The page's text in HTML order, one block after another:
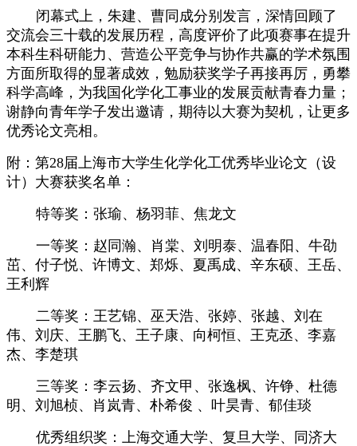
闭幕式上，朱建、曹同成分别发言，深情回顾了
交流会三十载的发展历程，高度评价了此项赛事在提升
本科生科研能力、营造公平竞争与协作共赢的学术氛围
方面所取得的显著成效，勉励获奖学子再接再厉，勇攀
科学高峰，为我国化学化工事业的发展贡献青春力量；
谢静向青年学子发出邀请，期待以大赛为契机，让更多
优秀论文亮相。
附：第28届上海市大学生化学化工优秀毕业论文（设
计）大赛获奖名单：
特等奖：张瑜、杨羽菲、焦龙文
一等奖：赵同瀚、肖棠、刘明泰、温春阳、牛劭
茁、付子悦、许博文、郑烁、夏禹成、辛东硕、王岳、
王利辉
二等奖：王艺锦、巫天浩、张婷、张越、刘在
伟、刘庆、王鹏飞、王子康、向柯恒、王克丞、李嘉
杰、李楚琪
三等奖：李云扬、齐文甲、张逸枫、许铮、杜德
明、刘旭桢、肖岚青、朴希俊 、叶昊青、郁佳琰
优秀组织奖：上海交通大学、复旦大学、同济大